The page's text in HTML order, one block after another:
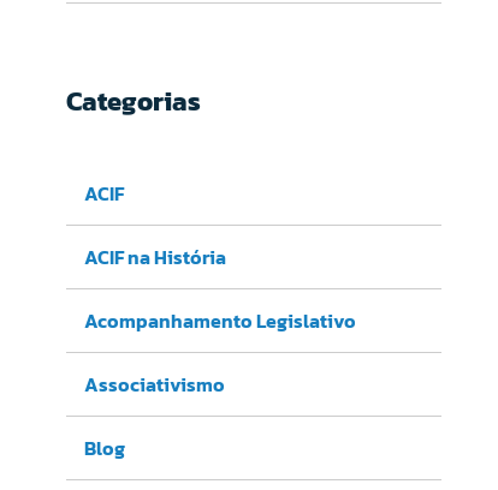
Categorias
ACIF
ACIF na História
Acompanhamento Legislativo
Associativismo
Blog